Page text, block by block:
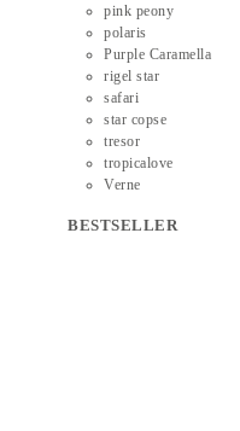
pink peony
polaris
Purple Caramella
rigel star
safari
star copse
tresor
tropicalove
Verne
BESTSELLER